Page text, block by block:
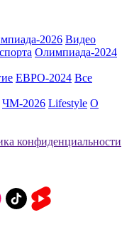
2026 Видео
Олимпиада-2024
ЕВРО-2024 Все
ЧМ-2026 Lifestyle О
конфиденциальности